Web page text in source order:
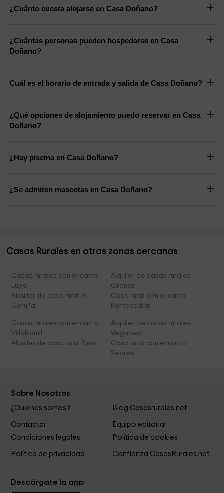
¿Cuánto cuesta alojarse en Casa Doñano?
¿Cuántas personas pueden hospedarse en Casa
Doñano?
Cuál es el horario de entrada y salida de Casa Doñano?
¿Qué opciones de alojamiento puedo reservar en Casa
Doñano?
¿Hay piscina en Casa Doñano?
¿Se admiten mascotas en Casa Doñano?
Casas Rurales en otras zonas cercanas
Casas rurales con encanto
Lugo
Alquiler de casas rurales
Orense
Alquiler de casa rural A
Coruña
Casa rural con encanto
Pontevedra
Casas rurales con encanto
Villaframil
Alquiler de casas rurales
Vegadeo
Alquiler de casa rural Rinlo
Casa rural con encanto
Seares
Sobre Nosotros
¿Quiénes somos? Blog Casasrurales.net
Contactar
Equipo editorial
Condiciones legales
Política de cookies
Política de privacidad Confianza CasasRurales.net
Descárgate la app